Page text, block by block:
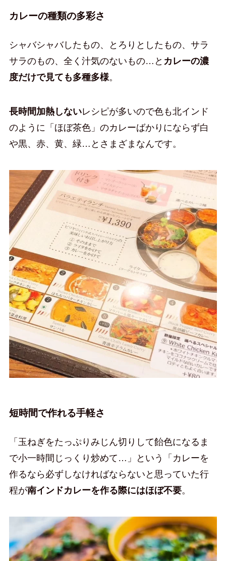
カレーの種類の多彩さ
シャバシャバしたもの、とろりとしたもの、サラ
サラのもの、全く汁気のないもの…と カレーの濃
度だけで見ても多種多様。
長時間加熱しないレシピが多いので色も北インド
のように「ほぼ茶色」のカレーばかりにならず白
や黒、赤、黄、緑…とさまざまなんです。
短時間で作れる手軽さ
「玉ねぎをたっぷりみじん切りして飴色になるま
で小一時間じっくり炒めて…」という「カレーを
作るなら必ずしなければならないと思っていた行
程が南インドカレーを作る際にはほぼ不要。